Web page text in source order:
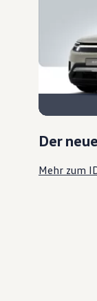
Der
Mehr zum